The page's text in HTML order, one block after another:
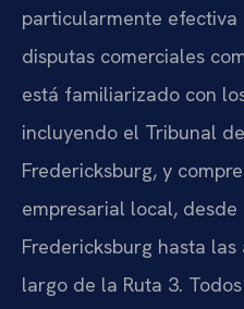
particularmente efectiva
disputas comerciales
está familiarizado con
incluyendo el Tribunal
Fredericksburg, y
empresarial local,
Fredericksburg hasta
largo de la Ruta 3.